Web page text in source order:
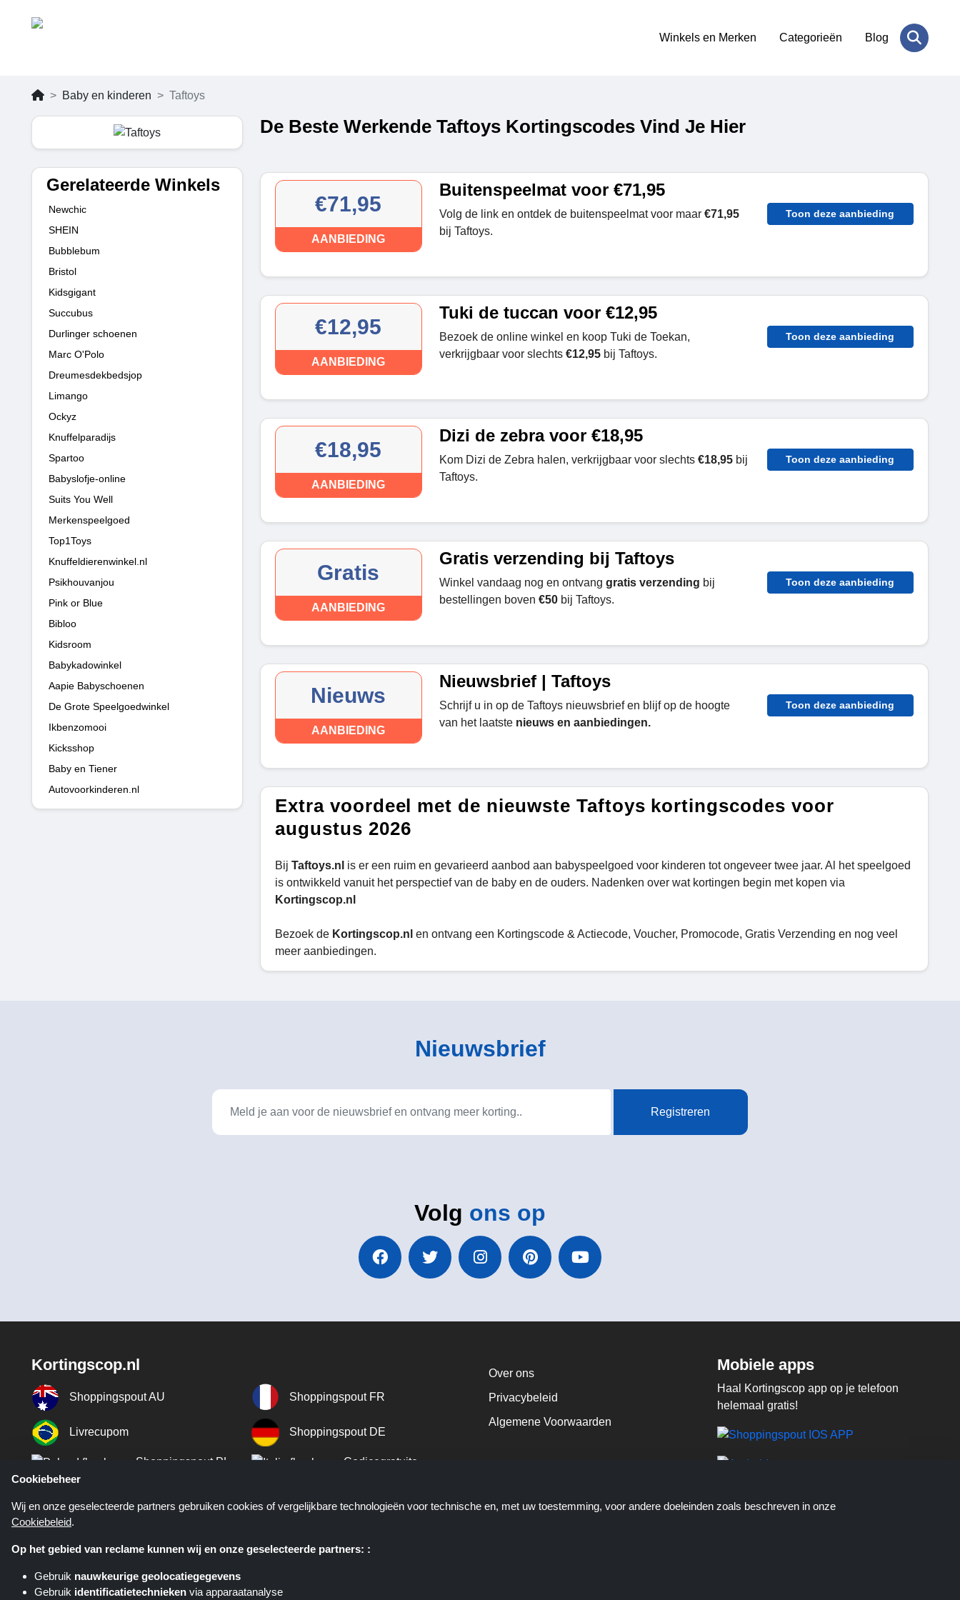
Winkels en Merken Categorieën Blog
Baby en kinderen Taftoys
Gerelateerde Winkels
Newchic
SHEIN
Bubblebum
Bristol
Kidsgigant
Succubus
Durlinger schoenen
Marc O'Polo
Dreumesdekbedsjop
Limango
Ockyz
Knuffelparadijs
Spartoo
Babyslofje-online
Suits You Well
Merkenspeelgoed
Top1Toys
Knuffeldierenwinkel.nl
Psikhouvanjou
Pink or Blue
Bibloo
Kidsroom
Babykadowinkel
Aapie Babyschoenen
De Grote Speelgoedwinkel
Ikbenzomooi
Kicksshop
Baby en Tiener
Autovoorkinderen.nl
De Beste Werkende Taftoys Kortingscodes Vind Je Hier
€71,95
AANBIEDING
Buitenspeelmat voor €71,95
Volg de link en ontdek de buitenspeelmat voor maar €71,95
bij Taftoys.
Toon deze aanbieding
€12,95
AANBIEDING
Tuki de tuccan voor €12,95
Bezoek de online winkel en koop Tuki de Toekan,
verkrijgbaar voor slechts €12,95bij Taftoys.
Toon deze aanbieding
€18,95
AANBIEDING
Dizi de zebra voor €18,95
Kom Dizi de Zebra halen, verkrijgbaar voor slechts €18,95bij
Taftoys.
Toon deze aanbieding
Gratis
AANBIEDING
Gratis verzending bij Taftoys
Winkel vandaag nog en ontvang gratis verzending bij
bestellingen boven €50bij Taftoys.
Toon deze aanbieding
Nieuws
AANBIEDING
Nieuwsbrief | Taftoys
Schrijf u in op de Taftoys nieuwsbrief en blijf op de hoogte
van het laatste nieuws en aanbiedingen.
Toon deze aanbieding
Extra voordeel met de nieuwste Taftoys kortingscodes voor
augustus 2026
Bij Taftoys.nl is er een ruim en gevarieerd aanbod aan babyspeelgoed voor kinderen tot ongeveer twee jaar. Al het speelgoed
is ontwikkeld vanuit het perspectief van de baby en de ouders. Nadenken over wat kortingen begin met kopen via
Kortingscop.nl
Bezoek de Kortingscop.nl en ontvang een Kortingscode & Actiecode, Voucher, Promocode, Gratis Verzending en nog veel
meer aanbiedingen.
Nieuwsbrief
Registreren
Volg ons op
Kortingscop.nl
Shoppingspout AU Shoppingspout FR
Livrecupom Shoppingspout DE
Shoppingspout PL Codicegratuito
NL
Over ons
Privacybeleid
Algemene Voorwaarden
Mobiele apps
Haal Kortingscop app op je telefoon
helemaal gratis!
Cookiebeheer
Wij en onze geselecteerde partners gebruiken cookies of vergelijkbare technologieën voor technische en, met uw toestemming, voor andere doeleinden zoals beschreven in onze
Cookiebeleid.
Op het gebied van reclame kunnen wij en onze geselecteerde partners: :
Gebruik nauwkeurige geolocatiegegevens
Gebruik identificatietechnieken via apparaatanalyse